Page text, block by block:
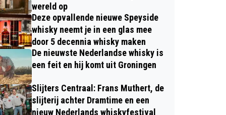
wereld op
Deze opvallende nieuwe Speyside
whisky neemt je in een glas mee
door 5 decennia whisky maken
De nieuwste Nederlandse whisky is
een feit en hij komt uit Groningen
Slijters Centraal: Frans Muthert, de
slijterij achter Dramtime en een
nieuw Nederlands whiskyfestival